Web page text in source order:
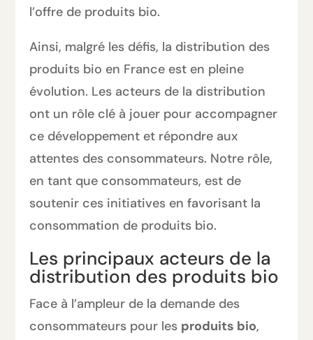
l’offre de produits bio.
Ainsi, malgré les défis, la distribution des
produits bio en France est en pleine
évolution. Les acteurs de la distribution
ont un rôle clé à jouer pour accompagner
ce développement et répondre aux
attentes des consommateurs. Notre rôle,
en tant que consommateurs, est de
soutenir ces initiatives en favorisant la
consommation de produits bio.
Les principaux acteurs de la
distribution des produits bio
Face à l’ampleur de la demande des
consommateurs pour les produits bio,